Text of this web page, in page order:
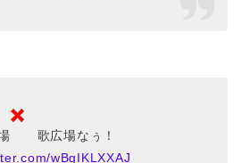
歌広場なぅ！
wBgIKLXXAJ